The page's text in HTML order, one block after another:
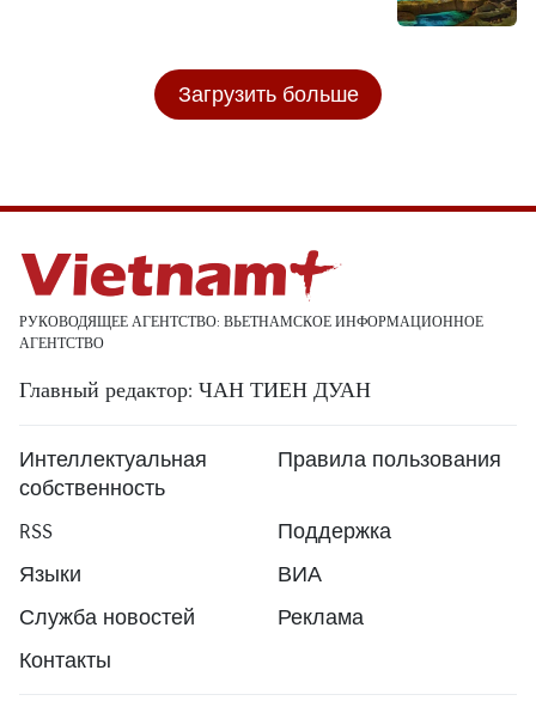
Загрузить больше
РУКОВОДЯЩЕЕ АГЕНТСТВО: ВЬЕТНАМСКОЕ ИНФОРМАЦИОННОЕ
АГЕНТСТВО
Главный редактор: ЧАН ТИЕН ДУАН
Интеллектуальная
собственность
Правила пользования
RSS
Поддержка
Языки
ВИА
Служба новостей
Реклама
Контакты